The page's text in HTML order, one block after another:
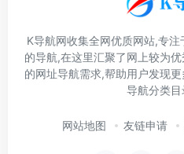
K导航网收集全网优质网站,专
的导航,在这里汇聚了网上较为
的网址导航需求,帮助用户发现
导航分类目
网站地图 友链申请